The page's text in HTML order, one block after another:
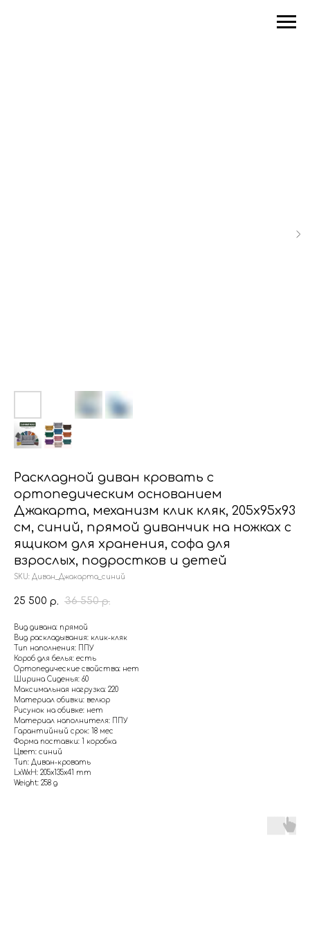
Раскладной диван кровать с
ортопедическим основанием
Джакарта, механизм клик кляк, 205х95х93
см, синий, прямой диванчик на ножках с
ящиком для хранения, софа для
взрослых, подростков и детей
SKU: Диван_Джакарта_синий
25 500 р. 36 550 р.
Вид дивана: прямой
Вид раскладывания: клик-кляк
Тип наполнения: ППУ
Короб для белья: есть
Ортопедические свойства: нет
Ширина Сиденья: 60
Максимальная нагрузка: 220
Материал обивки: велюр
Рисунок на обивке: нет
Материал наполнителя: ППУ
Гарантийный срок: 18 мес
Форма поставки: 1 коробка
Цвет: синий
Тип: Диван-кровать
LxWxH: 205x135x41 mm
Weight: 258 g